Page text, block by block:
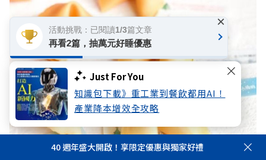
Just For You
知識包下載》重工業到餐飲都用AI！
產業降本增效全攻略
40 週年盛大開啟！享限定優惠與獨家好禮
活動挑戰：已閱讀1/3篇文章
再看2篇，抽萬元好睡優惠
×